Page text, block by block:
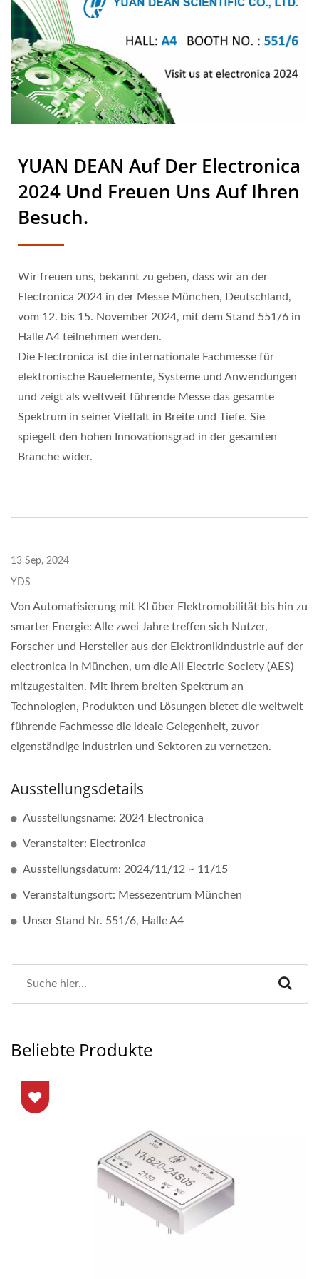
CO., LTD.
YUAN DEAN Auf Der Electronica
2024 Und Freuen Uns Auf Ihren
Besuch.
Wir freuen uns, bekannt zu geben, dass wir an der
Electronica 2024 in der Messe München, Deutschland,
vom 12. bis 15. November 2024, mit dem Stand 551/6 in
Halle A4 teilnehmen werden.
Die Electronica ist die internationale Fachmesse für
elektronische Bauelemente, Systeme und Anwendungen
und zeigt als weltweit führende Messe das gesamte
Spektrum in seiner Vielfalt in Breite und Tiefe. Sie
spiegelt den hohen Innovationsgrad in der gesamten
Branche wider.
13 Sep, 2024
YDS
Von Automatisierung mit KI über Elektromobilität bis hin zu
smarter Energie: Alle zwei Jahre treffen sich Nutzer,
Forscher und Hersteller aus der Elektronikindustrie auf der
electronica in München, um die All Electric Society (AES)
mitzugestalten. Mit ihrem breiten Spektrum an
Technologien, Produkten und Lösungen bietet die weltweit
führende Fachmesse die ideale Gelegenheit, zuvor
eigenständige Industrien und Sektoren zu vernetzen.
Ausstellungsdetails
Ausstellungsname: 2024 Electronica
Veranstalter: Electronica
Ausstellungsdatum: 2024/11/12 ~ 11/15
Veranstaltungsort: Messezentrum München
Unser Stand Nr. 551/6, Halle A4
Beliebte Produkte